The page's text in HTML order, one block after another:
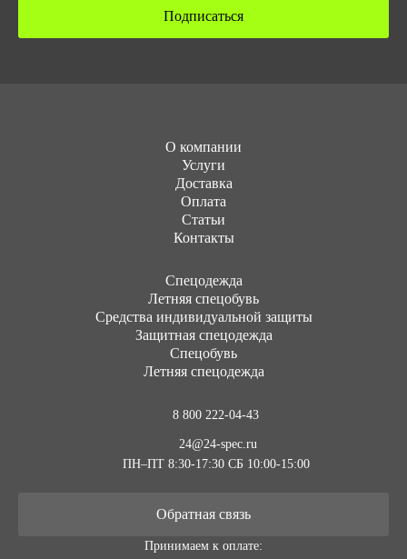
Подписаться
О компании
Услуги
Доставка
Оплата
Статьи
Контакты
Cпецодежда
Летняя спецобувь
Средства индивидуальной защиты
Защитная спецодежда
Спецобувь
Летняя спецодежда
8 800 222-04-43
24@24-spec.ru
ПН–ПТ 8:30-17:30 СБ 10:00-15:00
Обратная связь
Принимаем к оплате: